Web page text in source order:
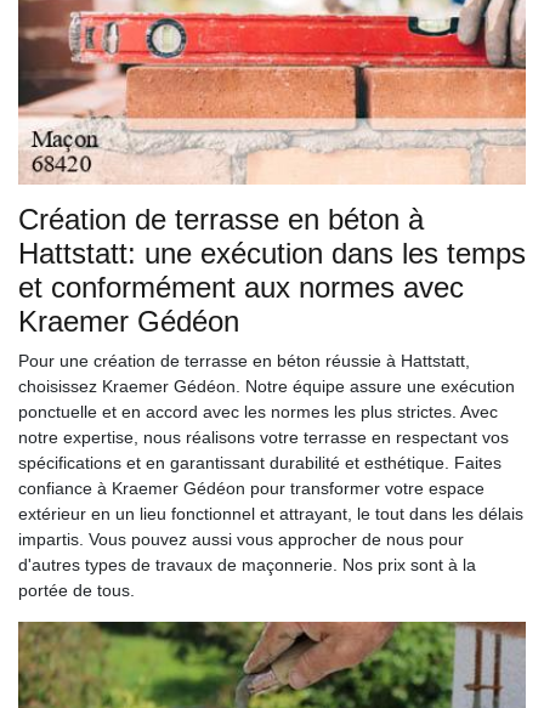
Création de terrasse en béton à
Hattstatt: une exécution dans les temps
et conformément aux normes avec
Kraemer Gédéon
Pour une création de terrasse en béton réussie à Hattstatt,
choisissez Kraemer Gédéon. Notre équipe assure une exécution
ponctuelle et en accord avec les normes les plus strictes. Avec
notre expertise, nous réalisons votre terrasse en respectant vos
spécifications et en garantissant durabilité et esthétique. Faites
confiance à Kraemer Gédéon pour transformer votre espace
extérieur en un lieu fonctionnel et attrayant, le tout dans les délais
impartis. Vous pouvez aussi vous approcher de nous pour
d'autres types de travaux de maçonnerie. Nos prix sont à la
portée de tous.